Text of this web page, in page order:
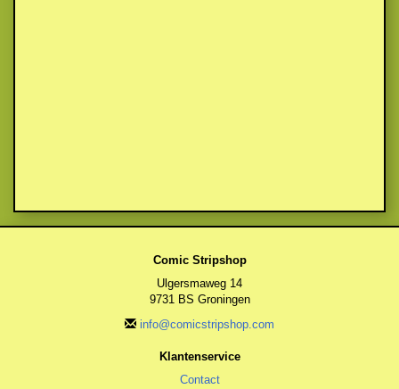
Comic Stripshop
Ulgersmaweg 14
9731 BS Groningen
info@comicstripshop.com
Klantenservice
Contact